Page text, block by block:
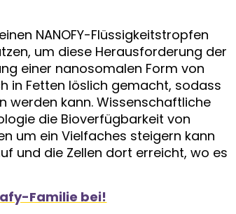
NANOFY-Flüssigkeitstropfen
um diese Herausforderung der
einer nanosomalen Form von
in Fetten löslich gemacht, sodass
werden kann. Wissenschaftliche
die Bioverfügbarkeit von
um ein Vielfaches steigern kann
und die Zellen dort erreicht, wo es
Familie bei!